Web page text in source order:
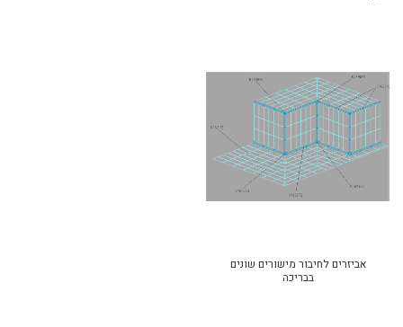
אביזרים לחיבור מישורים שונים
בבריכה